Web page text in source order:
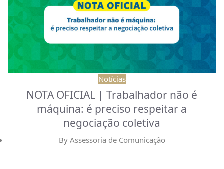
Notícias
NOTA OFICIAL | Trabalhador não é
máquina: é preciso respeitar a
negociação coletiva
By Assessoria de Comunicação